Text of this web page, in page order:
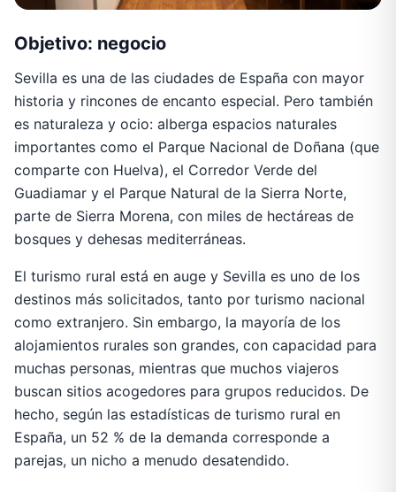
Objetivo: negocio
Sevilla es una de las ciudades de España con mayor
historia y rincones de encanto especial. Pero también
es naturaleza y ocio: alberga espacios naturales
importantes como el Parque Nacional de Doñana (que
comparte con Huelva), el Corredor Verde del
Guadiamar y el Parque Natural de la Sierra Norte,
parte de Sierra Morena, con miles de hectáreas de
bosques y dehesas mediterráneas.
El turismo rural está en auge y Sevilla es uno de los
destinos más solicitados, tanto por turismo nacional
como extranjero. Sin embargo, la mayoría de los
alojamientos rurales son grandes, con capacidad para
muchas personas, mientras que muchos viajeros
buscan sitios acogedores para grupos reducidos. De
hecho, según las estadísticas de turismo rural en
España, un 52 % de la demanda corresponde a
parejas, un nicho a menudo desatendido.